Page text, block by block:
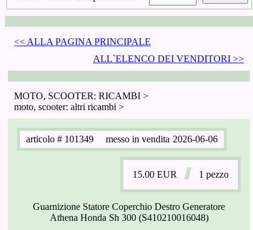
<< ALLA PAGINA PRINCIPALE
ALL`ELENCO DEI VENDITORI >>
MOTO, SCOOTER: RICAMBI >
moto, scooter: altri ricambi >
articolo # 101349 messo in vendita 2026-06-06
15.00 EUR 1 pezzo
Guarnizione Statore Coperchio Destro Generatore
Athena Honda Sh 300 (S410210016048)